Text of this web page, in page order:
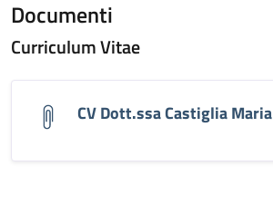
Documenti
Curriculum Vitae
CV Dott.ssa Castiglia Maria